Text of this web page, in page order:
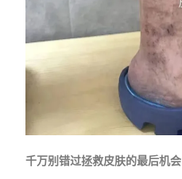
千万别错过拯救皮肤的最后机会